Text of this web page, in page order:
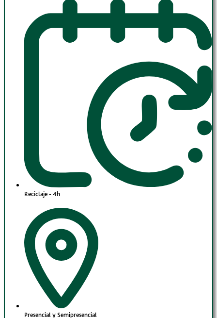
Reciclaje - 4h
Presencial y Semipresencial